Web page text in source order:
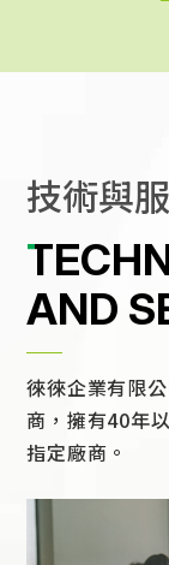
技術與服
AND
徠徠企業有限
商，擁有40年
指定廠商。